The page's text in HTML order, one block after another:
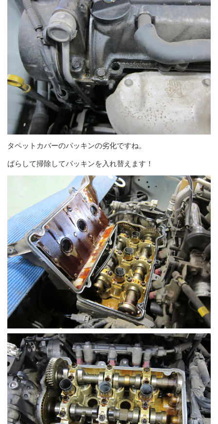
タペットカバーのパッキンの劣化ですね。
ばらして掃除してパッキンを入れ替えます！